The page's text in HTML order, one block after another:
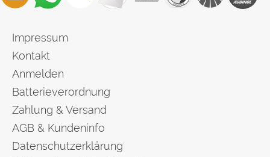
Impressum
Kontakt
Anmelden
Batterieverordnung
Zahlung & Versand
AGB & Kundeninfo
Datenschutzerklärung